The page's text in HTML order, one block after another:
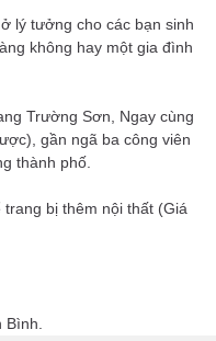
lý tưởng cho các bạn sinh
không hay một gia đình
Trường Sơn, Ngay cùng
gần ngã ba công viên
thành phố.
bị thêm nội thất (Giá